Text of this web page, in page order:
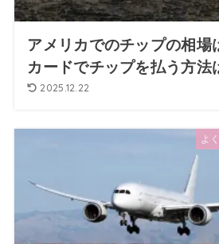
アメリカでのチップの相場
カードでチップを払う方法
2025.12.22
よ